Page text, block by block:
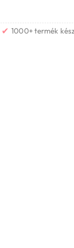
✔ 1000+ termék